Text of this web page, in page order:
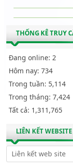
THỐNG KÊ TRUY
Đang online: 2
Hôm nay: 734
Trong tuần: 5,114
Trong tháng: 7,424
Tất cả: 1,311,765
LIÊN KẾT WEBSITE